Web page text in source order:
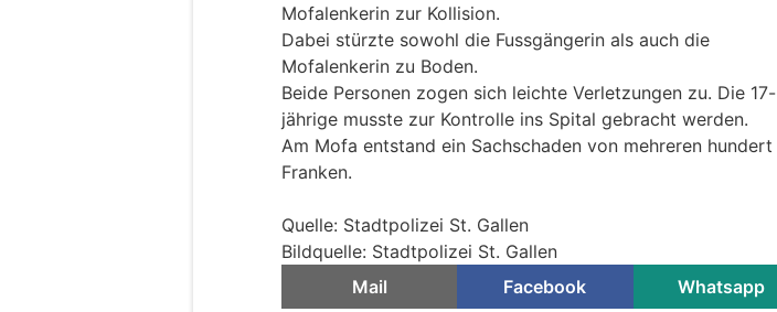
Mofalenkerin zur Kollision.
Dabei stürzte sowohl die Fussgängerin als auch die
Mofalenkerin zu Boden.
Beide Personen zogen sich leichte Verletzungen zu. Die 17-
jährige musste zur Kontrolle ins Spital gebracht werden.
Am Mofa entstand ein Sachschaden von mehreren hundert
Franken.
Quelle: Stadtpolizei St. Gallen
Bildquelle: Stadtpolizei St. Gallen
Mail
Facebook Whatsapp